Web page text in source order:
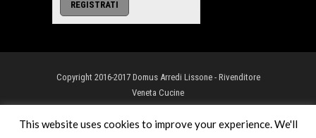
Copyright 2016-2017 Domus Arredi Lissone - Rivenditore
Veneta Cucine
This website uses cookies to improve your experience. We'll